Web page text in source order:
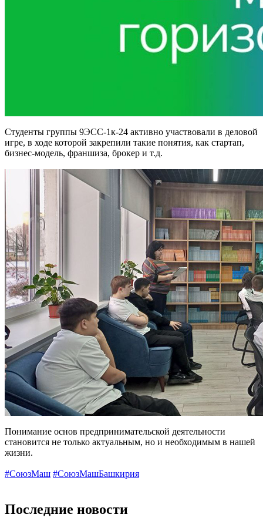
Студенты группы 9ЭСС-1к-24 активно участвовали в деловой
игре, в ходе которой закрепили такие понятия, как стартап,
бизнес-модель, франшиза, брокер и т.д.
Понимание основ предпринимательской деятельности
становится не только актуальным, но и необходимым в нашей
жизни.
#СоюзМаш #СоюзМашБашкирия
Последние новости